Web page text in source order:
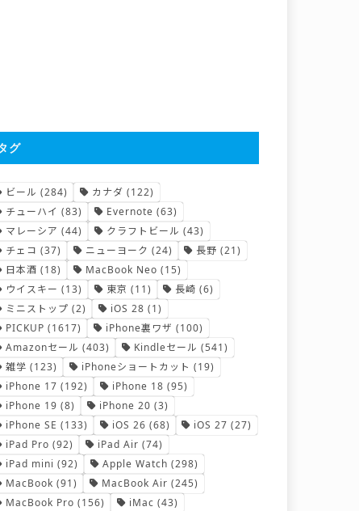
グ
ビール (284) カナダ (122)
チューハイ (83) Evernote (63)
マレーシア (44) クラフトビール (43)
チェコ (37) ニューヨーク (24) 長野 (21)
日本酒 (18) MacBook Neo (15)
ウイスキー (13) 東京 (11) 長崎 (6)
ミニストップ (2) iOS 28 (1)
PICKUP (1617) iPhone裏ワザ (100)
Amazonセール (403) Kindleセール (541)
雑学 (123) iPhoneショートカット (19)
iPhone 17 (192) iPhone 18 (95)
iPhone 19 (8) iPhone 20 (3)
iPhone SE (133) iOS 26 (68) iOS 27 (27)
iPad Pro (92) iPad Air (74)
iPad mini (92) Apple Watch (298)
MacBook (91) MacBook Air (245)
MacBook Pro (156) iMac (43)